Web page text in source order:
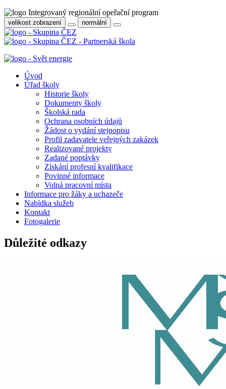
velikost zobrazení normální
Úvod
Úřad školy
Historie školy
Dokumenty školy
Školská rada
Ochrana osobních údajů
Žádost o vydání stejnopisu
Profil zadavatele veřejných zakázek
Realizované projekty
Zadané poptávky
Získání profesní kvalifikace
Povinné informace
Volná pracovní místa
Informace pro žáky a uchazeče
Nabídka služeb
Kontakt
Fotogalerie
Důležité odkazy